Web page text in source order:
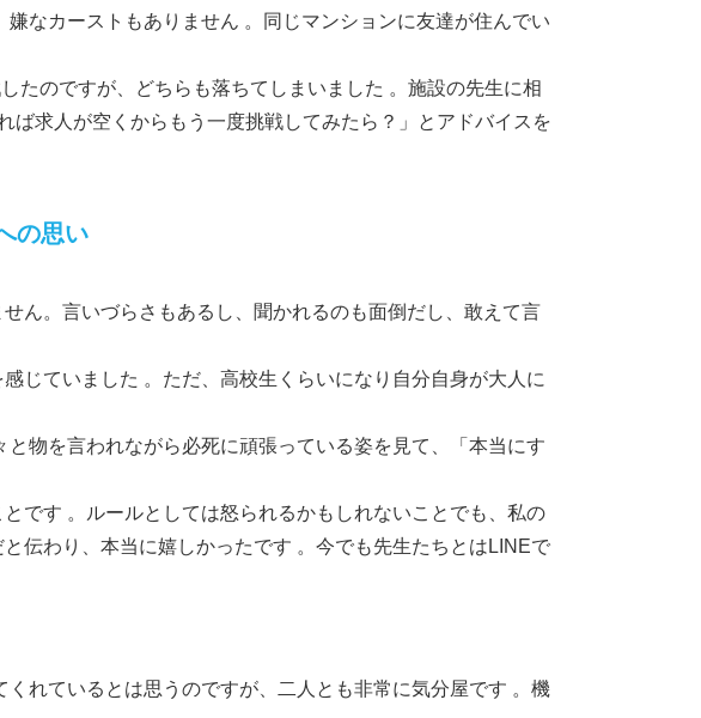
なカーストもありません 。同じマンションに友達が住んでい
たのですが、どちらも落ちてしまいました 。施設の先生に相
求人が空くからもう一度挑戦してみたら？」とアドバイスを
の思い
ん。言いづらさもあるし、聞かれるのも面倒だし、敢えて言
じていました 。ただ、高校生くらいになり自分自身が大人に
物を言われながら必死に頑張っている姿を見て、「本当にす
です 。ルールとしては怒られるかもしれないことでも、私の
伝わり、本当に嬉しかったです 。今でも先生たちとはLINEで
れているとは思うのですが、二人とも非常に気分屋です 。機